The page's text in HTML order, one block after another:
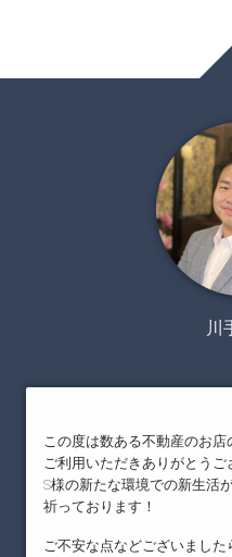
川
この度は数ある不動産のお
ご利用いただきありがとうご
S様の新たな環境での新生活
祈っております！
ご不安な点などございまし